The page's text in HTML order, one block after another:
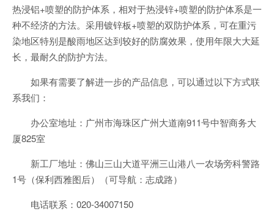
热浸铝+喷塑的防护体系，相对于热浸锌+喷塑的防护体系是一
种不经济的方法。采用镀锌板+喷塑的双防护体系，可在重污
染地区特别是酸雨地区达到较好的防腐效果，使用年限大大延
长，最耐久的防护方法。
如果有需要了解进一步的产品信息，可以通过以下方式联
系我们：
办公室地址：广州市海珠区广州大道南911号中智商务大
厦825室
新工厂地址：佛山三山大道平洲三山港八一农场旁科警路
1号（保利西雅图后）（可导航：志成路）
电话联系：020-34007150